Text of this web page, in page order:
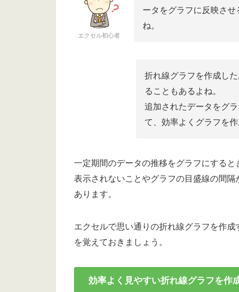
エクセル初心者
ータをグラフに反映させ
ね。
折れ線グラフを作成し
ることもあるよね。
追加されたデータをグ
て、効率よくグラフを作
一定期間のデータの推移をグラフにする
表示されないことやグラフの目盛線の間
あります。
エクセルで思い通りの折れ線グラフを作
を覚えておきましょう。
効率よく見やすい折れ線グラフを作